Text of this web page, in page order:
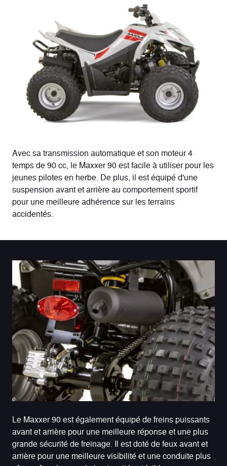
Avec sa transmission automatique et son moteur 4
temps de 90 cc, le Maxxer 90 est facile à utiliser pour les
jeunes pilotes en herbe. De plus, il est équipé d'une
suspension avant et arrière au comportement sportif
pour une meilleure adhérence sur les terrains
accidentés.
Le Maxxer 90 est également équipé de freins puissants
avant et arrière pour une meilleure réponse et une plus
grande sécurité de freinage. Il est doté de feux avant et
arrière pour une meilleure visibilité et une conduite plus